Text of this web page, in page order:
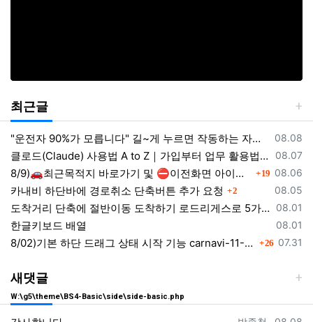
최근글
등록일
08.08
"운전자 90%가 모릅니다" 길~게 누르면 작동하는 자동차 숨겨진 꿀기능
등록일
08.07
클로드(Claude) 사용법 A to Z｜가입부터 업무 활용법 VSCODE 연결 까지
등록일
08.06
8/9)🚗최근목적지 바로가기 및 ⛔이전화면 아이콘 크기 조정및 위치조정 댓글
19
등록일
08.05
카내비 하단바에 경로취소 단축버튼 추가 요청 댓글
2
등록일
08.01
도착거리 단축에 절반이동 도착하기 로드리게스로 5가지를 한 번에 배우세요
등록일
08.01
한글키보드 배열
등록일
07.31
8/02)기본 하단 드래그 상태 시작 기능 carnavi-11-6-0-3944_cargps_260802.apk 댓글
26
새댓글
W:\g5\theme\BS4-Basic\side\side-basic.php